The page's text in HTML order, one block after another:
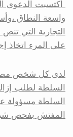
اكتسبت الدعوى
التجارية التي
على المرء اتخاذ
لدى كل شخص
السلطة لطلب
السلطة مسؤولة
المفتش بفحص